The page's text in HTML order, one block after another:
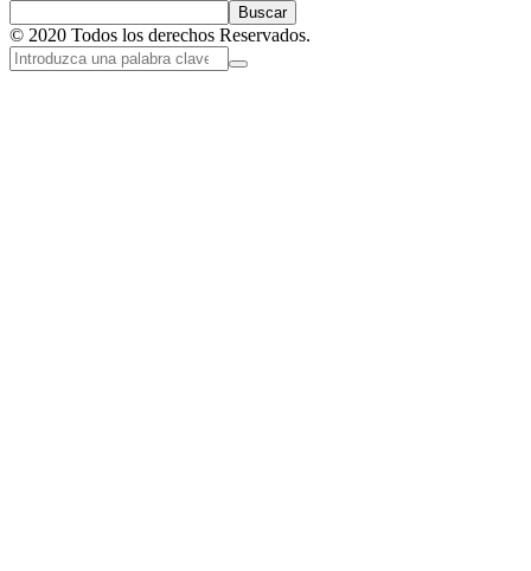
Buscar
© 2020 Todos los derechos Reservados.